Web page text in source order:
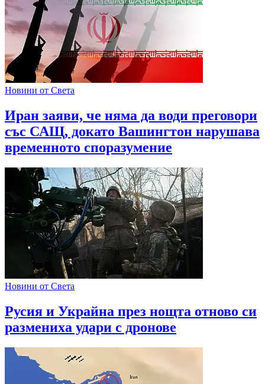
Новини от Света
Иран заяви, че няма да води преговори
със САЩ, докато Вашингтон нарушава
временното споразумение
Новини от Света
Русия и Украйна през нощта отново си
размениха удари с дронове